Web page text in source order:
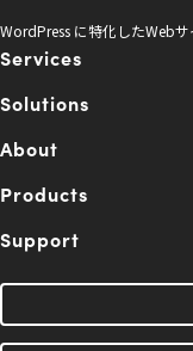
WordPress に特化したWeb
Services
Solutions
About
Products
Support